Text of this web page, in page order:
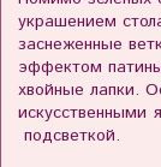
украшением
заснеженные
эффектом
хвойные лапки.
подсветкой.